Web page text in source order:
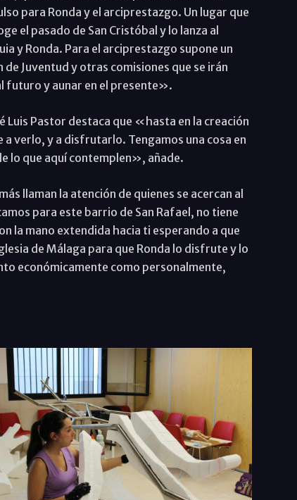
para Ronda y el arciprestazgo. Un lugar que
el pasado de San Cristóbal y lo lanza al
y Ronda. Para el arciprestazgo supone un
Juventud y otras comisiones que se irán
futuro y aunar en el presente».
Luis Pastor destaca que «hasta en la creación
a verlo, y a disfrutarlo. Tengamos una cosa en
lo que aquí contemplen», añade.
llaman la atención de quienes se acercan al
para este barrio de San Rafael, no tiene
la mano extendida hacia ti esperando a que
de Málaga para que Ronda lo disfrute y lo
económicamente como personalmente,